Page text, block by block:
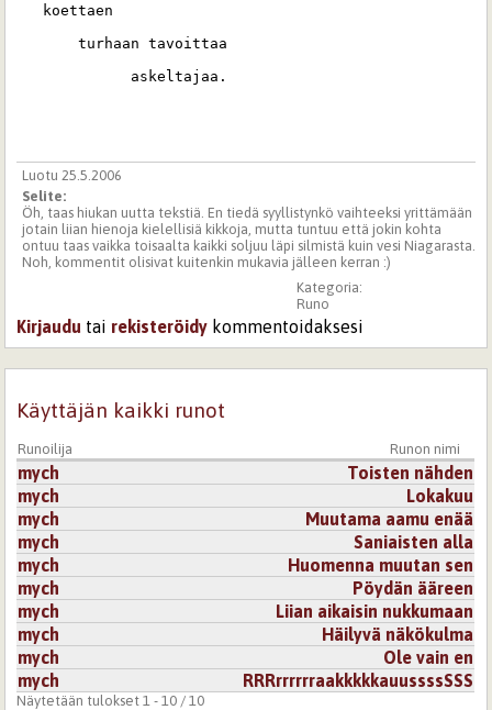
   koettaen
       turhaan tavoittaa
             askeltajaa.
Luotu 25.5.2006
Selite:
Öh, taas hiukan uutta tekstiä. En tiedä syyllistynkö vaihteeksi yrittämään
jotain liian hienoja kielellisiä kikkoja, mutta tuntuu että jokin kohta
ontuu taas vaikka toisaalta kaikki soljuu läpi silmistä kuin vesi Niagarasta.
Noh, kommentit olisivat kuitenkin mukavia jälleen kerran :)
Kategoria:
Runo
Kirjaudu tai rekisteröidy kommentoidaksesi
Käyttäjän kaikki runot
Runoilija Runon nimi
mych
Toisten nähden
mych
Lokakuu
mych
Muutama aamu enää
mych
Saniaisten alla
mych
Huomenna muutan sen
mych
Pöydän ääreen
mych
Liian aikaisin nukkumaan
mych
Häilyvä näkökulma
mych
Ole vain en
mych
RRRrrrrrraakkkkkauussssSSS
Näytetään tulokset 1 - 10 / 10